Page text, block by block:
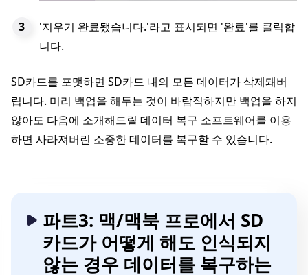
'지우기 완료됐습니다.'라고 표시되면 '완료'를 클릭합
니다.
SD카드를 포맷하면 SD카드 내의 모든 데이터가 삭제돼버
립니다. 미리 백업을 해두는 것이 바람직하지만 백업을 하지
않아도 다음에 소개해드릴 데이터 복구 소프트웨어를 이용
하면 사라져버린 소중한 데이터를 복구할 수 있습니다.
파트3: 맥/맥북 프로에서 SD
카드가 어떻게 해도 인식되지
않는 경우 데이터를 복구하는